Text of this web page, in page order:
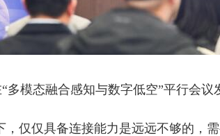
多模态融合感知与数字低空”平行会议
仅仅具备连接能力是远远不够的，